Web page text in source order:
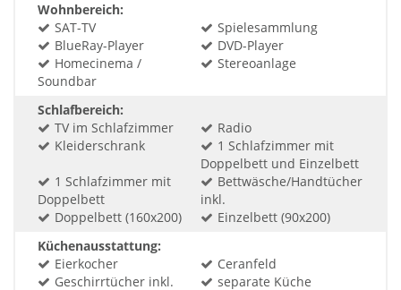
Wohnbereich:
SAT-TV
Spielesammlung
BlueRay-Player
DVD-Player
Homecinema /
Soundbar
Stereoanlage
Schlafbereich:
TV im Schlafzimmer
Radio
Kleiderschrank
1 Schlafzimmer mit
Doppelbett und Einzelbett
1 Schlafzimmer mit
Doppelbett
Bettwäsche/Handtücher
inkl.
Doppelbett (160x200)
Einzelbett (90x200)
Küchenausstattung:
Eierkocher
Ceranfeld
Geschirrtücher inkl.
separate Küche